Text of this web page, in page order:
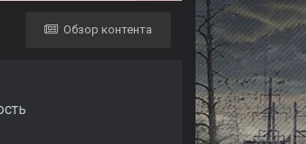
Обзор контента